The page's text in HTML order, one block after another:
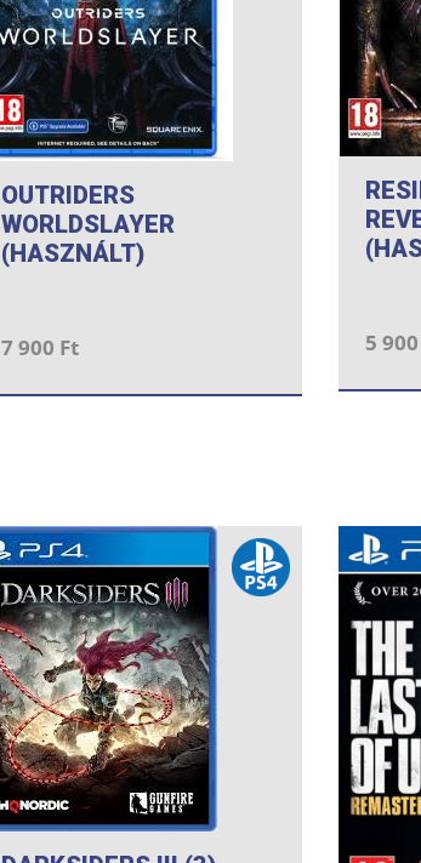
OUTRIDERS
WORLDSLAYER
(HASZNÁLT)
7 900 Ft 5